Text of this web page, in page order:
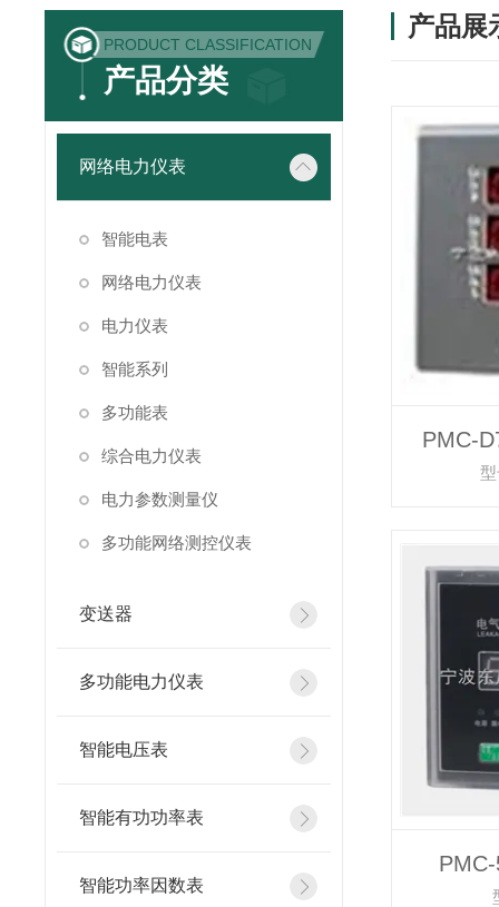
PRODUCT CLASSIFICATION
产品分类
网络电力仪表
智能电表
网络电力仪表
电力仪表
智能系列
多功能表
综合电力仪表
电力参数测量仪
多功能网络测控仪表
变送器
多功能电力仪表
智能电压表
智能有功功率表
智能功率因数表
产品展
PMC-